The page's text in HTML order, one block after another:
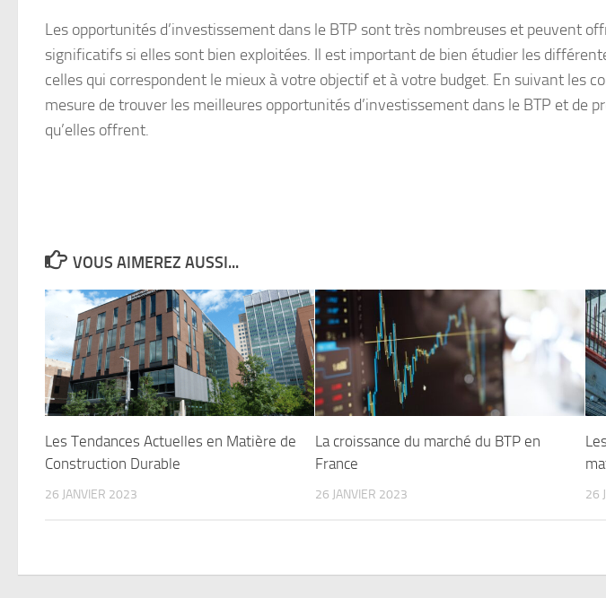
Les opportunités d’investissement dans le BTP sont très nombreuses et peuvent
significatifs si elles sont bien exploitées. Il est important de bien étudier les
celles qui correspondent le mieux à votre objectif et à votre budget. En suivant les
mesure de trouver les meilleures opportunités d’investissement dans le BTP et de
qu’elles offrent.
VOUS AIMEREZ AUSSI...
Les Tendances Actuelles en Matière de
Construction Durable
26 JANVIER 2023
La croissance du marché du BTP en
France
26 JANVIER 2023 26